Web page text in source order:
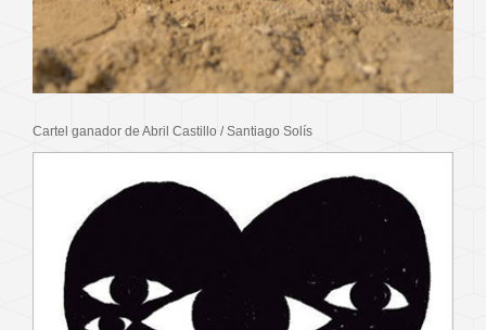
Cartel ganador de Abril Castillo / Santiago Solís